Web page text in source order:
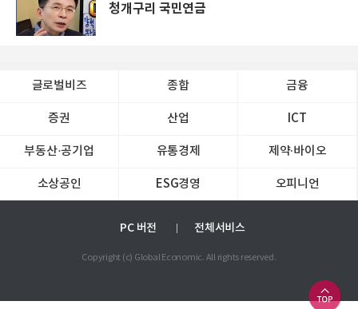
청개구리 국민연금
글로벌비즈 종합 금융
증권 산업 ICT
부동산·공기업 유통경제 제약∙바이오
소상공인 ESG경영 오피니언
PC 버전 전체서비스
Copyright (c) Global Economic. All rights reserved.